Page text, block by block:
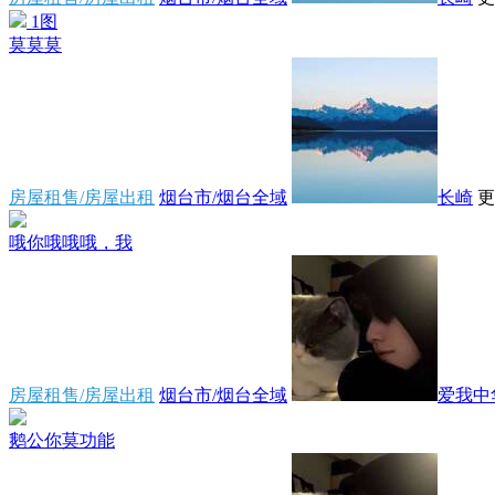
1图
莫莫莫
房屋租售/房屋出租 烟台市/烟台全域 长崎
哦你哦哦哦，我
房屋租售/房屋出租 烟台市/烟台全域 爱我中
鹅公你莫功能